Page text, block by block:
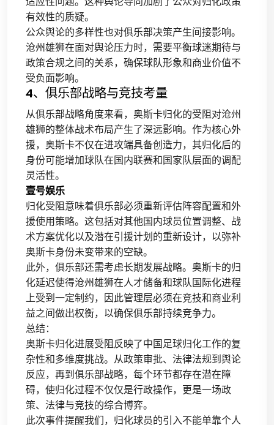
有效性的质疑。
公众舆论的多样性也对俱乐部决策产生间接影响。
沧州雄狮在面对舆论压力时，需要平衡球迷期待与
政策合规之间的关系，确保球队形象和商业价值不
受负面影响。
4、俱乐部战略与竞技考量
从俱乐部战略角度来看，奥斯卡归化的受阻对沧州
雄狮的整体战术布局产生了深远影响。作为核心外
援，奥斯卡不仅在进攻端具备创造力，其归化后的
身份可能增加球队在国内联赛和国家队层面的调配
灵活性。
壹号娱乐
归化受阻意味着俱乐部必须重新评估阵容配置和外
援使用策略。这包括对其他国内球员位置调整、战
术方案优化以及潜在引援计划的重新设计，以弥补
奥斯卡身份未变带来的空缺。
此外，俱乐部还需考虑长期发展战略。奥斯卡的归
化延迟使得沧州雄狮在人才储备和球队国际化进程
上受到一定制约，因此管理层必须在竞技和商业利
益之间做出权衡，以确保俱乐部持续竞争力。
总结：
奥斯卡归化进展受阻反映了中国足球归化工作的复
杂性和多维度挑战。从政策审批、法律法规到舆论
反应，再到俱乐部战略，每个环节都存在潜在障
碍，使归化过程不仅仅是行政操作，更是一场政
策、法律与竞技的综合博弈。
此次事件提醒我们，归化球员的引入不能单靠个人